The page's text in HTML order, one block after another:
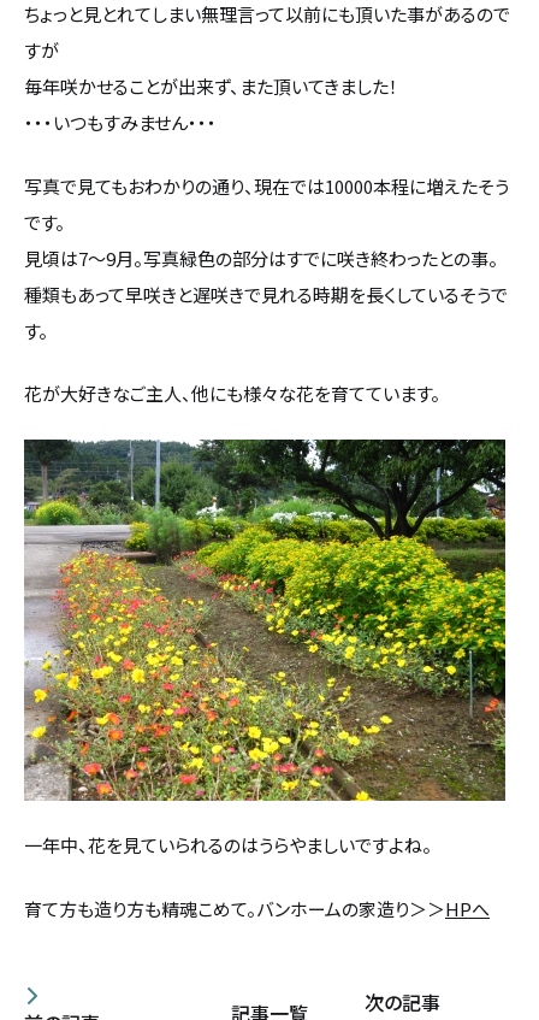
採用情報
不動産情報
無料相談 イベント 資料請求
ちょっと見とれてしまい無理言って以前にも頂いた事があるので
すが
毎年咲かせることが出来ず、また頂いてきました！
・・・いつもすみません・・・
写真で見てもおわかりの通り、現在では10000本程に増えたそう
です。
見頃は7～9月。写真緑色の部分はすでに咲き終わったとの事。
種類もあって早咲きと遅咲きで見れる時期を長くしているそうで
す。
花が大好きなご主人、他にも様々な花を育てています。
一年中、花を見ていられるのはうらやましいですよね。
育て方も造り方も精魂こめて。バンホームの家造り＞＞HPへ
記事一覧 次の記事